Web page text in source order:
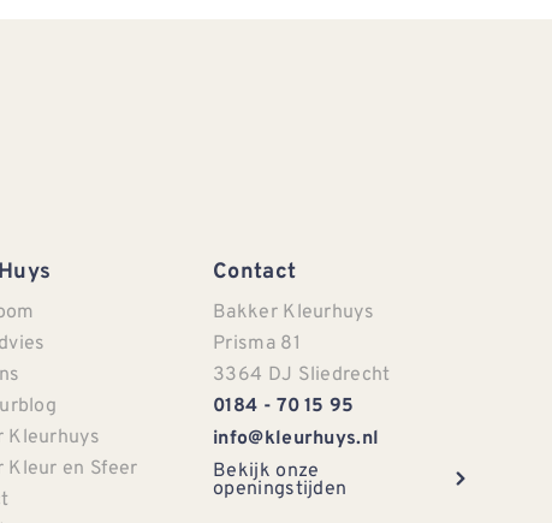
Kleurhuys
Kleur en Sfeer
Contact
Bakker Kleurhuys
Prisma 81
3364 DJ Sliedrecht
0184 - 70 15 95
info@kleurhuys.nl
Bekijk onze
openingstijden